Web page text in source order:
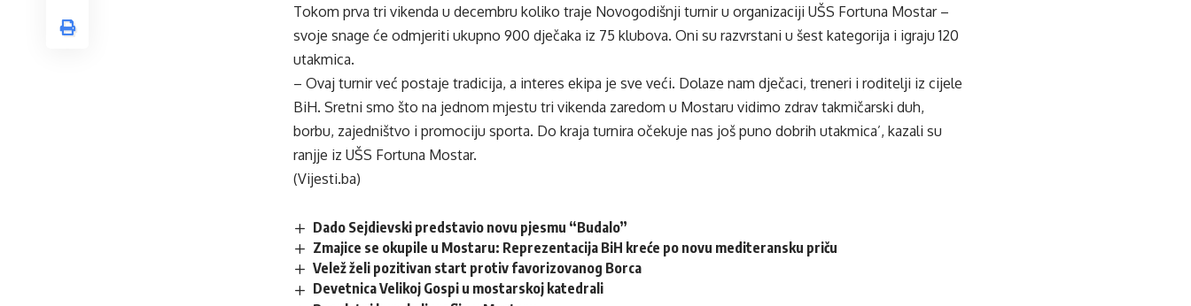
Tokom prva tri vikenda u decembru koliko traje Novogodišnji turnir u organizaciji UŠS Fortuna Mostar –
svoje snage će odmjeriti ukupno 900 dječaka iz 75 klubova. Oni su razvrstani u šest kategorija i igraju 120
utakmica.
– Ovaj turnir već postaje tradicija, a interes ekipa je sve veći. Dolaze nam dječaci, treneri i roditelji iz cijele
BiH. Sretni smo što na jednom mjestu tri vikenda zaredom u Mostaru vidimo zdrav takmičarski duh,
borbu, zajedništvo i promociju sporta. Do kraja turnira očekuje nas još puno dobrih utakmica’, kazali su
ranjje iz UŠS Fortuna Mostar.
(Vijesti.ba)
Dado Sejdievski predstavio novu pjesmu “Budalo”
Zmajice se okupile u Mostaru: Reprezentacija BiH kreće po novu mediteransku priču
Velež želi pozitivan start protiv favorizovanog Borca
Devetnica Velikoj Gospi u mostarskoj katedrali